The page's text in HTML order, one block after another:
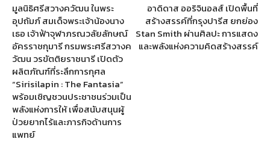
มูลนิธิศรีสวางควัฒน ในพระ
อุปถัมภ์ สมเด็จพระเจ้าน้องนาง
เธอ เจ้าฟ้าจุฬาภรณวลัยลักษณ์
อัครราชกุมารี กรมพระศรีสวางค
วัฒน วรขัตติยราชนารี เปิดตัว
ผลิตภัณฑ์ที่ระลึกการกุศล
“Sirisilapin : The Fantasia”
พร้อมเชิญชวนประชาชนร่วมเป็น
พลังแห่งการให้ เพื่อสนับสนุนผู้
ป่วยยากไร้และภารกิจด้านการ
แพทย์
อาดิดาส ออริจินอลส์ เปิดพื้นที่
สร้างสรรค์ที่กรุงปารีส ยกย่อง
Stan Smith ผ่านศิลปะ การแสดง
และพลังแห่งความคิดสร้างสรรค์